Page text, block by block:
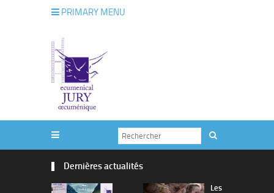
PRIMARY MENU
Dernières actualités
Les